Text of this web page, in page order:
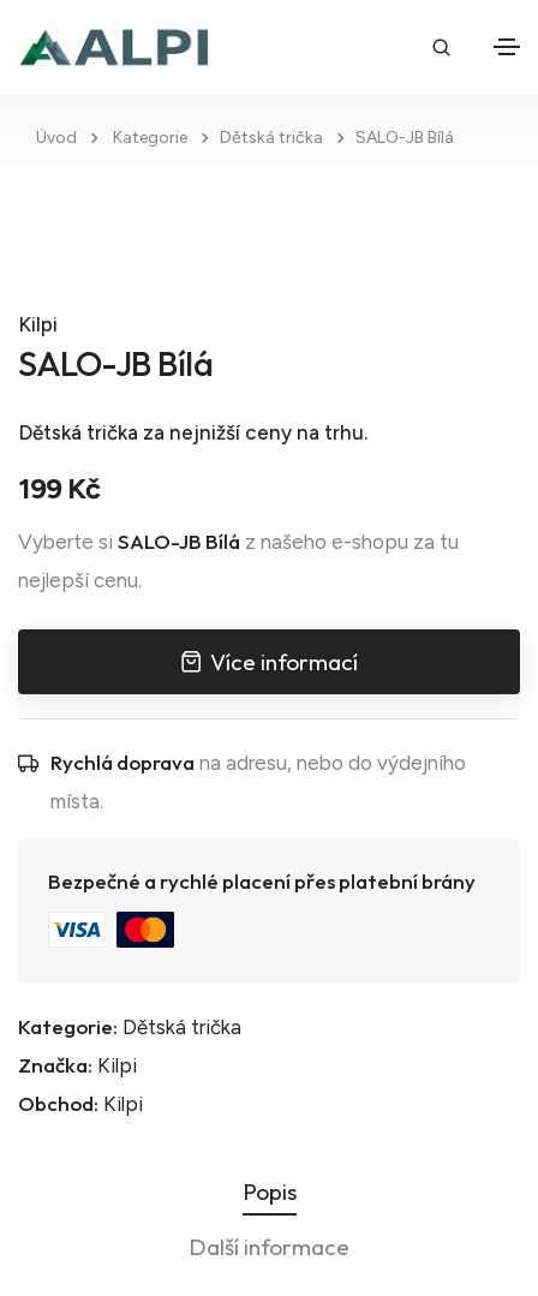
Úvod Kategorie Dětská trička SALO-JB Bílá
Kilpi
SALO-JB Bílá
Dětská trička za nejnižší ceny na trhu.
199 Kč
Vyberte si SALO-JB Bílá z našeho e-shopu za tu
nejlepší cenu.
Více informací
Rychlá doprava na adresu, nebo do výdejního
místa.
Bezpečné a rychlé placení přes platební brány
Kategorie: Dětská trička
Značka: Kilpi
Obchod: Kilpi
Popis
Další informace